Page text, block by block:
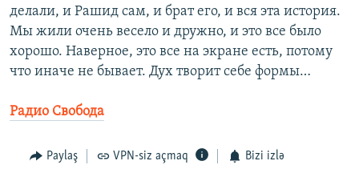
делали, и Рашид сам, и брат его, и вся эта история.
Мы жили очень весело и дружно, и это все было
хорошо. Наверное, это все на экране есть, потому
что иначе не бывает. Дух творит себе формы…
Радио Свобода
Paylaş VPN-siz açmaq Bizi izlə